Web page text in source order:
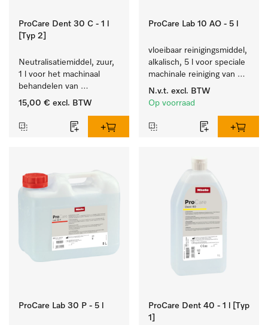
ProCare Dent 30 C - 1 l
[Typ 2]
Neutralisatiemiddel, zuur,
1 l voor het machinaal
behandelen van
tandheelkundige- en
15,00 € excl. BTW
ProCare Lab 10 AO - 5 l
vloeibaar reinigingsmiddel,
alkalisch, 5 l voor speciale
machinale reiniging van
laboratoriumglaswerk en -
gerei.
N.v.t. excl. BTW
Op voorraad
ProCare Lab 30 P - 5 l
ProCare Dent 40 - 1 l [Typ
1]